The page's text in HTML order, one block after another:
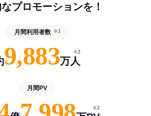
プロモーションを！
月間利用者数 ※1
9,883万人
※2
月間PV
※2